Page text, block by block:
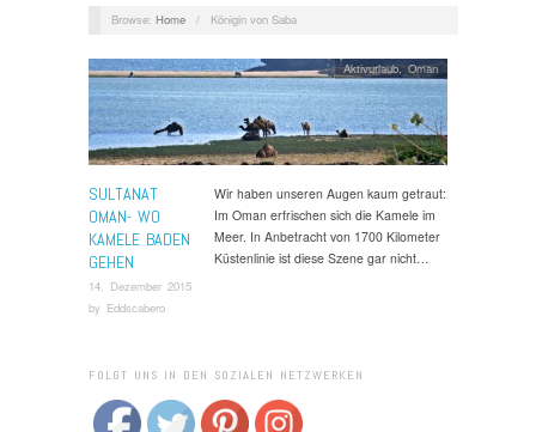
Browse: Home / Königin von Saba
SULTANAT
OMAN- WO
KAMELE BADEN
GEHEN
14. Dezember 2015
by Eddscabero
Aktivurlaub,Oman
Wir haben unseren Augen kaum getraut:
Im Oman erfrischen sich die Kamele im
Meer. In Anbetracht von 1700 Kilometer
Küstenlinie ist diese Szene gar nicht…
FOLGT UNS IN DEN SOZIALEN NETZWERKEN